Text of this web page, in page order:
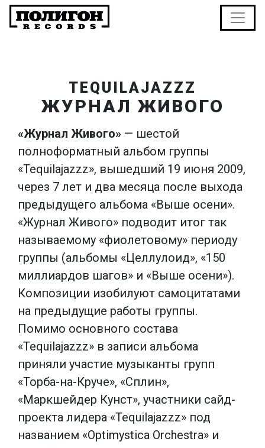
TEQUILAJAZZZ
ЖУРНАЛ ЖИВОГО
«Журнал Живого» — шестой
полноформатный альбом группы
«Tequilajazzz», вышедший 19 июня 2009,
через 7 лет и два месяца после выхода
предыдущего альбома «Выше осени».
«Журнал Живого» подводит итог так
называемому «фиолетовому» периоду
группы (альбомы «Целлулоид», «150
миллиардов шагов» и «Выше осени»).
Композиции изобилуют самоцитатами
на предыдущие работы группы.
Помимо основного состава
«Tequilajazzz» в записи альбома
приняли участие музыканты групп
«Торба-на-Круче», «Сплин»,
«Маркшейдер Кунст», участники сайд-
проекта лидера «Tequilajazzz» под
названием «Optimystica Orchestra» и